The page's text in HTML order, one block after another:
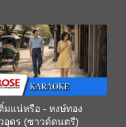
มแน่หรือ - หงษ์ทอง
อุดร (ซาวด์ดนตรี)